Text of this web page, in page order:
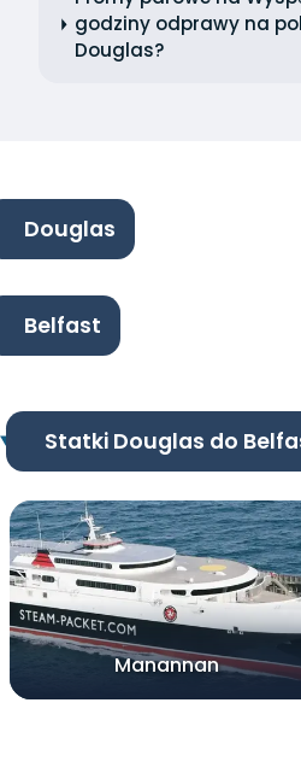
godziny odprawy na
Douglas?
Douglas
Belfast
Statki Douglas do
Manannan